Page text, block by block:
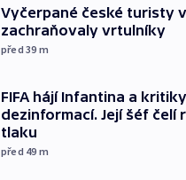
Vyčerpané české turisty
zachraňovaly vrtulníky
před 39 m
FIFA hájí Infantina a
dezinformací. Její šéf čelí
tlaku
před 49 m